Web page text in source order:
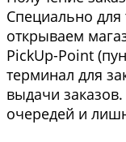
Специально для
открываем
PickUp-Point
терминал для
выдачи
очередей и